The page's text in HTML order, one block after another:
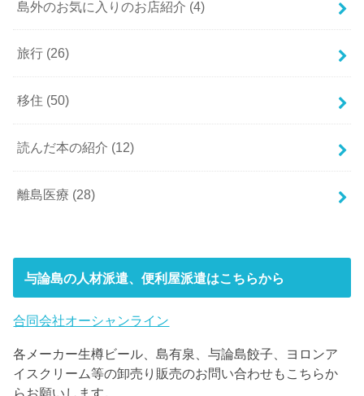
島外のお気に入りのお店紹介 (4)
旅行 (26)
移住 (50)
読んだ本の紹介 (12)
離島医療 (28)
与論島の人材派遣、便利屋派遣はこちらから
合同会社オーシャンライン
各メーカー生樽ビール、島有泉、与論島餃子、ヨロンア
イスクリーム等の卸売り販売のお問い合わせもこちらか
らお願いします。